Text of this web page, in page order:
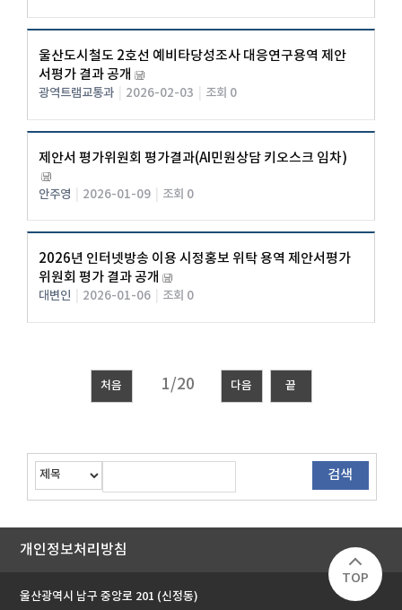
울산도시철도 2호선 예비타당성조사 대응연구용역 제안
서평가 결과 공개
광역트램교통과 2026-02-03 조회 0
제안서 평가위원회 평가결과(AI민원상담 키오스크 임차)
안주영 2026-01-09 조회 0
2026년 인터넷방송 이용 시정홍보 위탁 용역 제안서평가
위원회 평가 결과 공개
대변인 2026-01-06 조회 0
처음 다음 끝
개인정보처리방침
TOP
울산광역시 남구 중앙로 201 (신정동)